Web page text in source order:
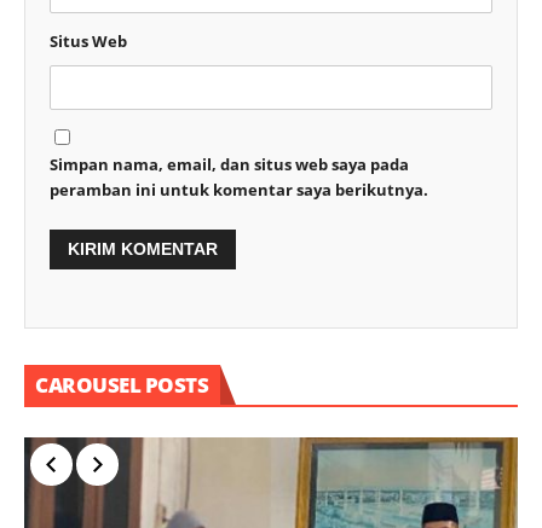
Situs Web
Simpan nama, email, dan situs web saya pada
peramban ini untuk komentar saya berikutnya.
CAROUSEL POSTS